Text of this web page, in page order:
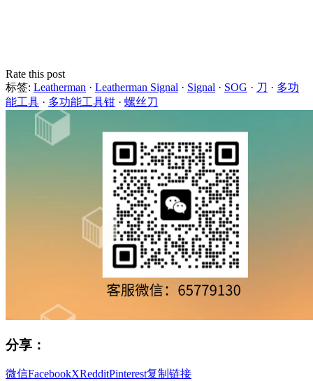
Rate this post
标签: Leatherman · Leatherman Signal · Signal · SOG · 刀 · 多功
能工具 · 多功能工具钳 · 螺丝刀
分享：
微信FacebookXRedditPinterest复制链接